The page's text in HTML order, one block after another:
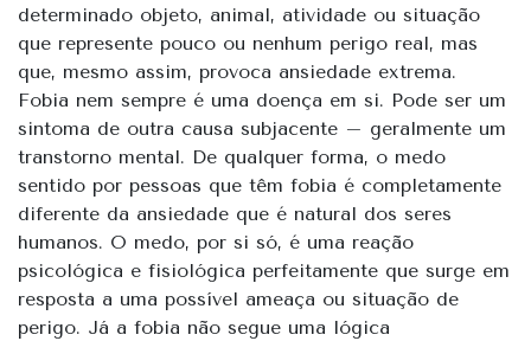
determinado objeto, animal, atividade ou situação
que represente pouco ou nenhum perigo real, mas
que, mesmo assim, provoca ansiedade extrema.
Fobia nem sempre é uma doença em si. Pode ser um
sintoma de outra causa subjacente – geralmente um
transtorno mental. De qualquer forma, o medo
sentido por pessoas que têm fobia é completamente
diferente da ansiedade que é natural dos seres
humanos. O medo, por si só, é uma reação
psicológica e fisiológica perfeitamente que surge em
resposta a uma possível ameaça ou situação de
perigo. Já a fobia não segue uma lógica